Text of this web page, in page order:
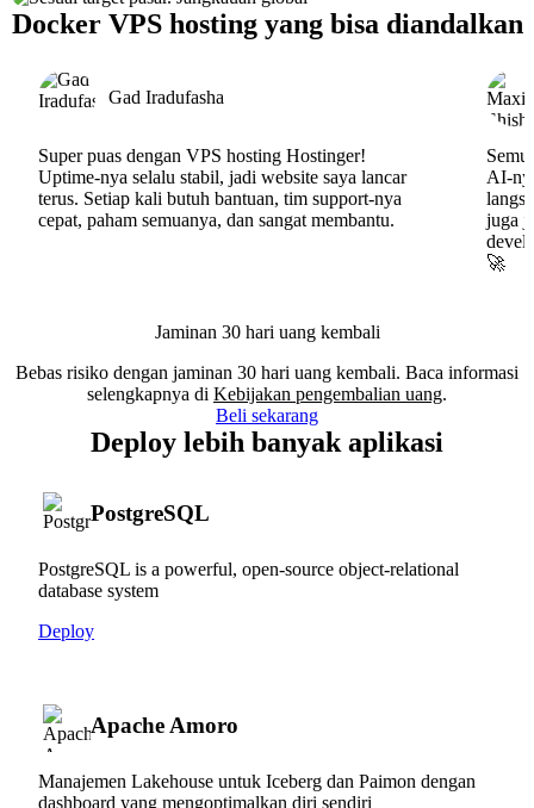
Docker VPS hosting yang bisa diandalkan
Gad Iradufasha
Super puas dengan VPS hosting Hostinger!
Uptime-nya selalu stabil, jadi website saya lancar
terus. Setiap kali butuh bantuan, tim support-nya
cepat, paham semuanya, dan sangat membantu.
AI-
juga
🚀
Jaminan 30 hari uang kembali
Bebas risiko dengan jaminan 30 hari uang kembali. Baca informasi
selengkapnya di Kebijakan pengembalian uang.
Beli sekarang
Deploy lebih banyak aplikasi
PostgreSQL
PostgreSQL is a powerful, open-source object-relational
database system
Deploy
Apache Amoro
Manajemen Lakehouse untuk Iceberg dan Paimon dengan
dashboard yang mengoptimalkan diri sendiri